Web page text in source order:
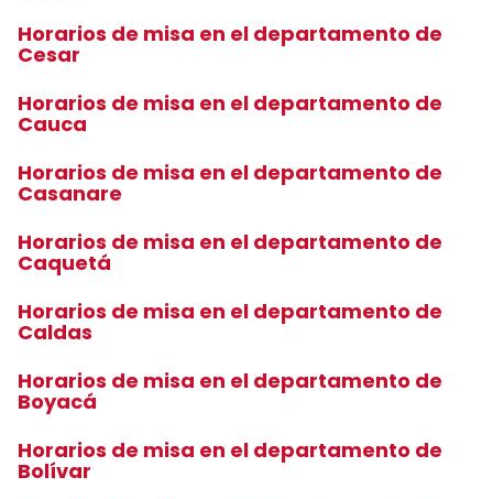
Horarios de misa en el departamento de
Cesar
Horarios de misa en el departamento de
Cauca
Horarios de misa en el departamento de
Casanare
Horarios de misa en el departamento de
Caquetá
Horarios de misa en el departamento de
Caldas
Horarios de misa en el departamento de
Boyacá
Horarios de misa en el departamento de
Bolívar